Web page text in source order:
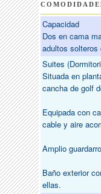
Capacidad
Dos en cama
adultos solteros
Suites
Situada en
cancha de golf
Equipada con
cable y aire
Amplio
Baño exterior
ellas.